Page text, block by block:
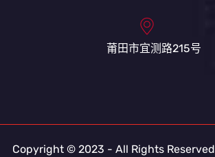
莆田市宜测路215号
Copyright © 2023 - All Rights Reserved